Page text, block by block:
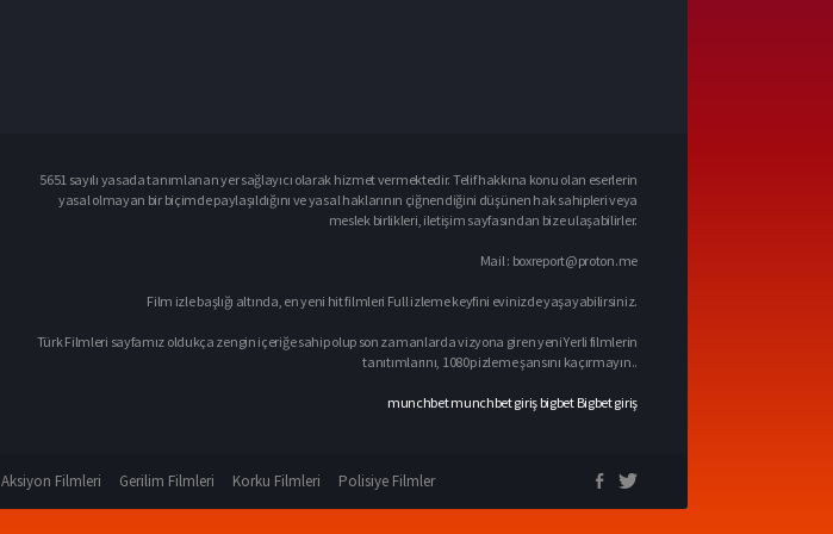
5651 sayılı yasada tanımlanan yer sağlayıcı olarak hizmet vermektedir. Telif hakkına konu olan eserlerin
yasal olmayan bir biçimde paylaşıldığını ve yasal haklarının çiğnendiğini düşünen hak sahipleri veya
meslek birlikleri, iletişim sayfasından bize ulaşabilirler.
Mail : boxreport@proton.me
Film izle başlığı altında, en yeni hit filmleri Full izleme keyfini evinizde yaşayabilirsiniz.
Türk Filmleri sayfamız oldukça zengin içeriğe sahip olup son zamanlarda vizyona giren yeni Yerli filmlerin
tanıtımlarını, 1080p izleme şansını kaçırmayın..
munchbetmunchbet giriş bigbet Bigbet giriş
Aksiyon Filmleri Gerilim Filmleri Korku Filmleri Polisiye Filmler